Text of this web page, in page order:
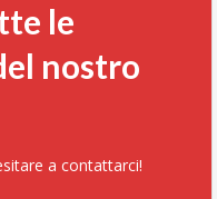
le
nostro
a contattarci!